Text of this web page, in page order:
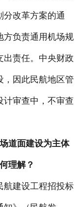
分改革方案的通
方负责通用机场规
出责任。中央财政
，因此民航地区管
计审查中，不审查
道面建设为主体
理解？
建设工程招投标